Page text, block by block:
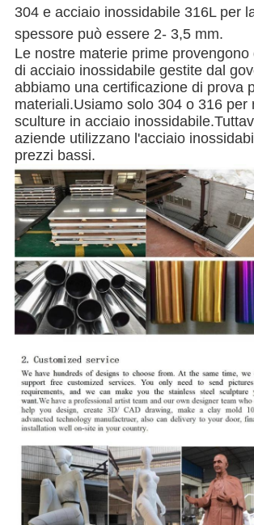
304 e acciaio inossidabile 316L per
spessore può essere 2- 3,5 mm.
Le nostre materie prime provengono
di acciaio inossidabile gestite dal
abbiamo una certificazione di prova
materiali.Usiamo solo 304 o 316 per
sculture in acciaio
aziende utilizzano l'acciaio
prezzi bassi.